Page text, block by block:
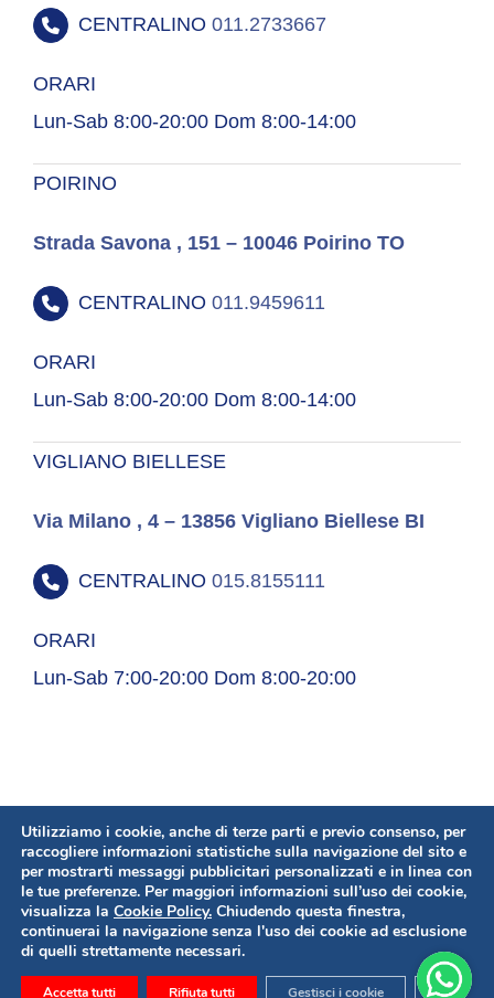
CENTRALINO 011.2733667
ORARI
Lun-Sab 8:00-20:00 Dom 8:00-14:00
POIRINO
Strada Savona , 151 – 10046 Poirino TO
CENTRALINO 011.9459611
ORARI
Lun-Sab 8:00-20:00 Dom 8:00-14:00
VIGLIANO BIELLESE
Via Milano , 4 – 13856 Vigliano Biellese BI
CENTRALINO 015.8155111
ORARI
Lun-Sab 7:00-20:00 Dom 8:00-20:00
Copyright 2020 © GS S.p.A. | Partita IVA 02924950963 |Condizioni
generali|Privacy
Utilizziamo i cookie, anche di terze parti e previo consenso, per
raccogliere informazioni statistiche sulla navigazione del sito e
per mostrarti messaggi pubblicitari personalizzati e in linea con
le tue preferenze. Per maggiori informazioni sull’uso dei cookie,
visualizza la Cookie Policy. Chiudendo questa finestra,
continuerai la navigazione senza l'uso dei cookie ad esclusione
di quelli strettamente necessari.
Accetta tutti Rifiuta tutti Gestisci i cookie Close